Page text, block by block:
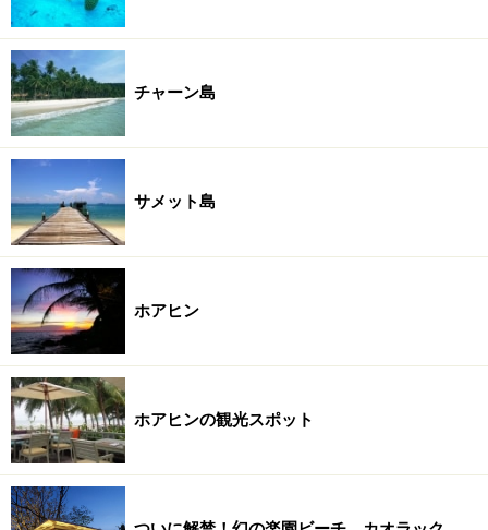
チャーン島
サメット島
ホアヒン
ホアヒンの観光スポット